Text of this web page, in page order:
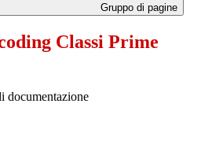
Gruppo di pagine
Classi Prime
documentazione